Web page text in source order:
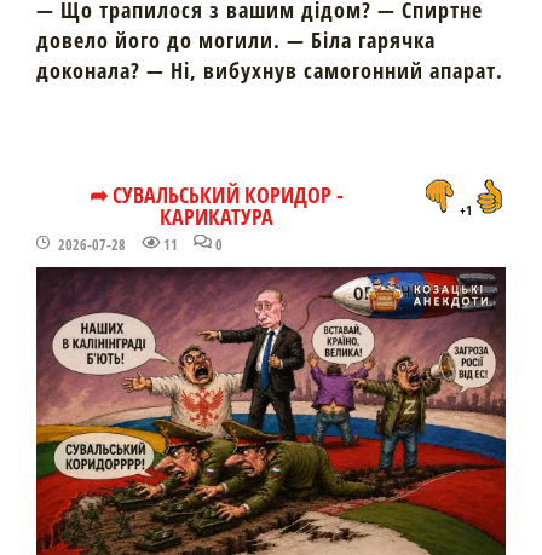
— Що трапилося з вашим дідом? — Спиртне
довело його до могили. — Біла гарячка
доконала? — Ні, вибухнув самогонний апарат.
➦ СУВАЛЬСЬКИЙ КОРИДОР -
КАРИКАТУРА
2026-07-28 11 0
+1